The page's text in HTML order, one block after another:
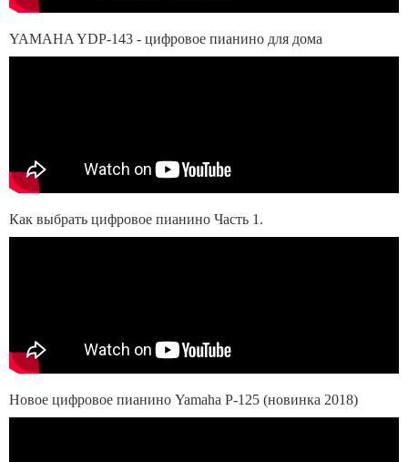
YAMAHA YDP-143 - цифровое пианино для дома
Как выбрать цифровое пианино Часть 1.
Новое цифровое пианино Yamaha P-125 (новинка 2018)